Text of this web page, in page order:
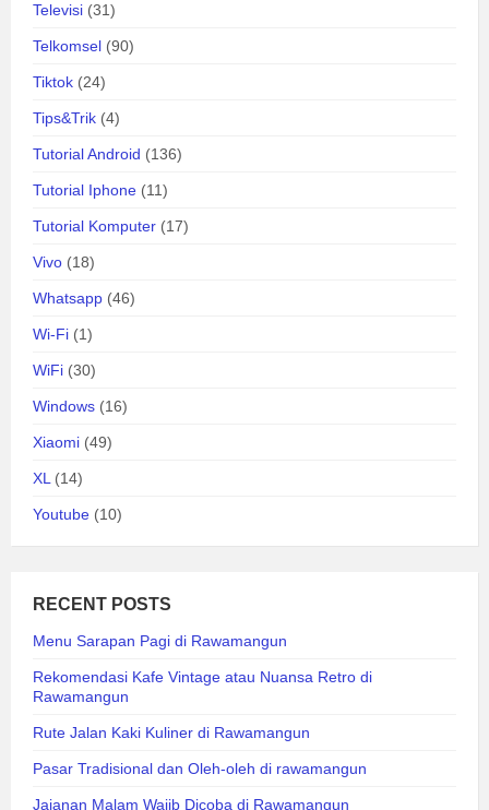
Televisi (31)
Telkomsel (90)
Tiktok (24)
Tips&Trik (4)
Tutorial Android (136)
Tutorial Iphone (11)
Tutorial Komputer (17)
Vivo (18)
Whatsapp (46)
Wi-Fi (1)
WiFi (30)
Windows (16)
Xiaomi (49)
XL (14)
Youtube (10)
RECENT POSTS
Menu Sarapan Pagi di Rawamangun
Rekomendasi Kafe Vintage atau Nuansa Retro di
Rawamangun
Rute Jalan Kaki Kuliner di Rawamangun
Pasar Tradisional dan Oleh-oleh di rawamangun
Jajanan Malam Wajib Dicoba di Rawamangun